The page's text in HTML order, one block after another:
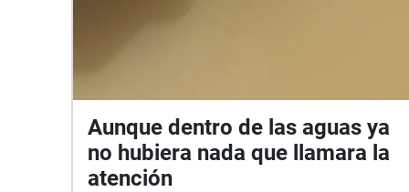
Aunque dentro de las aguas ya
no hubiera nada que llamara la
atención